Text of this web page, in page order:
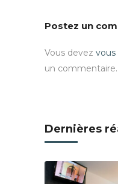
Postez un
Vous devez
un commentaire.
Dernières